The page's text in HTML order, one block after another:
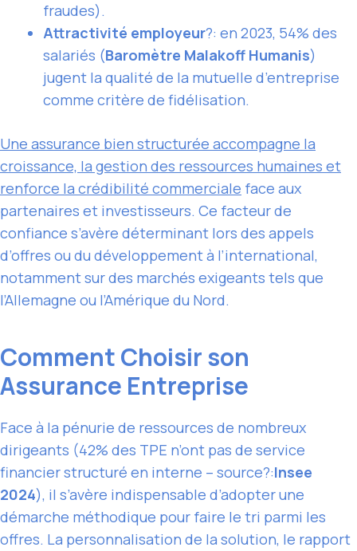
fraudes).
Attractivité employeur?: en 2023, 54% des
salariés (Baromètre Malakoff Humanis)
jugent la qualité de la mutuelle d’entreprise
comme critère de fidélisation.
Une assurance bien structurée accompagne la
croissance, la gestion des ressources humaines et
renforce la crédibilité commerciale face aux
partenaires et investisseurs. Ce facteur de
confiance s’avère déterminant lors des appels
d’offres ou du développement à l’international,
notamment sur des marchés exigeants tels que
l’Allemagne ou l’Amérique du Nord.
Comment Choisir son
Assurance Entreprise
Face à la pénurie de ressources de nombreux
dirigeants (42% des TPE n’ont pas de service
financier structuré en interne – source?:Insee
2024), il s’avère indispensable d’adopter une
démarche méthodique pour faire le tri parmi les
offres. La personnalisation de la solution, le rapport